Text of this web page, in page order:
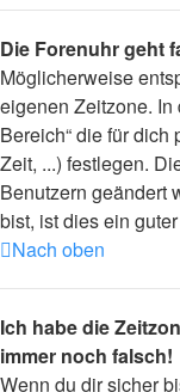
Die Forenuhr geht
Möglicherweise
eigenen Zeitzone. In
Bereich“ die für
Zeit, ...) festlegen.
Benutzern geändert
bist, ist dies ein
Nach oben
Ich habe die
immer noch falsch!
Wenn du dir sicher